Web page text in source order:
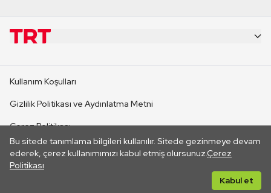
Bu sitede tanımlama bilgileri kullanılır. Sitede gezinmeye devam
ederek, çerez kullanımımızı kabul etmiş olursunuz.Çerez
Politikası
Kabul et
CANLI YAYINLAR
Kullanım Koşulları
Gizlilik Politikası ve Aydınlatma Metni
Çerez Politikası
İletişim
Her hakkı saklıdır. ©2026 TRT. Bağlantı yoluyla gidilen dış